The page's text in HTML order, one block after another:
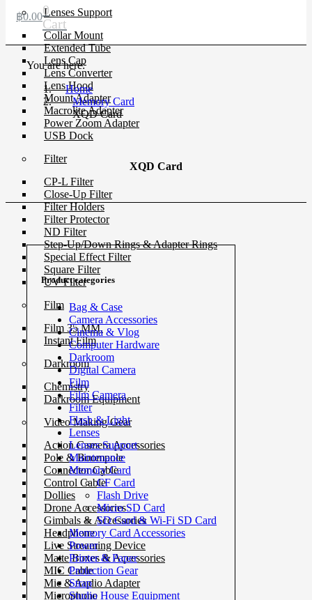
Lenses Support
Collar Mount
Extended Tube
Lens Cap
Lens Converter
Lens Hood
Mount Adapter
Macrolite Adapter
Power Zoom Adapter
USB Dock
Filter
CP-L Filter
Close-Up Filter
Filter Holders
Filter Protector
ND Filter
Step-Up/Down Rings & Adapter Rings
Special Effect Filter
Square Filter
UV Filter
Film
Film 35 MM.
Instant Film
Darkroom
Chemistry
Darkroom Equipment
Video Making Gear
Action Camera Accessories
Pole & Boompole
Connector Cable
Control Cable
Dollies
Drone Accessories
Gimbals & Accessories
Headphone
Live Streaming Device
Matte Boxes & Accessories
MIC Cable
Mic & Audio Adapter
Microphone
฿0.000
Cart
You are here:
Home
Memory Card
XQD Card
XQD Card
Product categories
Bag & Case
Camera Accessories
Cinema & Vlog
Computer Hardware
Darkroom
Digital Camera
Film
Film Camera
Filter
Flash & Light
Lenses
Lenses Support
Maintenance
Memory Card
CF Card
Flash Drive
Micro SD Card
SD Card & Wi-Fi SD Card
Memory Card Accessories
Power
Printer & Paper
Protection Gear
Strap
Studio House Equipment